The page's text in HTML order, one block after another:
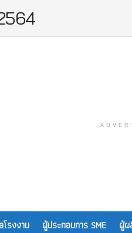
รงงาน ผู้ประกอบการ SME ผู้ผ